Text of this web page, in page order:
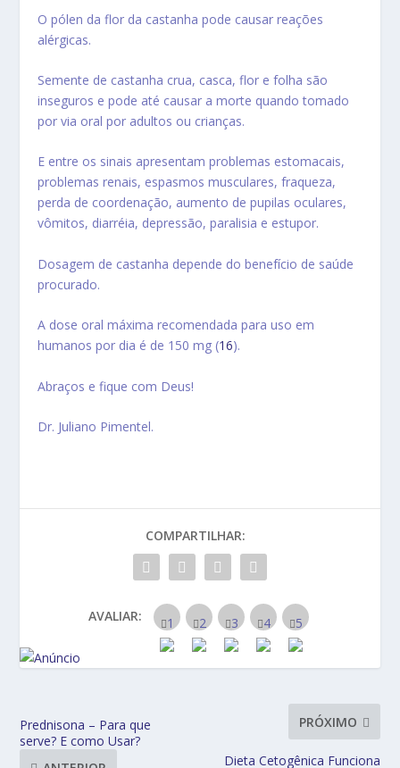
O pólen da flor da castanha pode causar reações
alérgicas.
Semente de castanha crua, casca, flor e folha são
inseguros e pode até causar a morte quando tomado
por via oral por adultos ou crianças.
E entre os sinais apresentam problemas estomacais,
problemas renais, espasmos musculares, fraqueza,
perda de coordenação, aumento de pupilas oculares,
vômitos, diarréia, depressão, paralisia e estupor.
Dosagem de castanha depende do benefício de saúde
procurado.
A dose oral máxima recomendada para uso em
humanos por dia é de 150 mg (16).
Abraços e fique com Deus!
Dr. Juliano Pimentel.
COMPARTILHAR:
AVALIAR:
Prednisona – Para que
serve? E como Usar?
PRÓXIMO
Dieta Cetogênica Funciona